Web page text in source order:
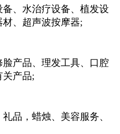
、水治疗设备、植发设
、超声波按摩器;
产品、理发工具、口腔
关产品;
品，蜡烛、美容服务、